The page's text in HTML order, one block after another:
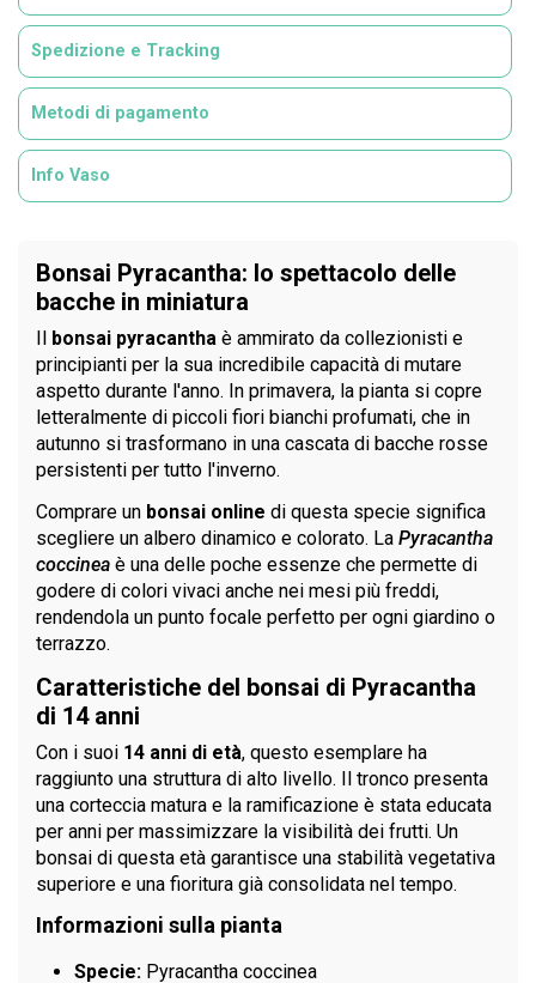
Spedizione e Tracking
Metodi di pagamento
Info Vaso
Bonsai Pyracantha: lo spettacolo delle
bacche in miniatura
Il bonsai pyracantha è ammirato da collezionisti e
principianti per la sua incredibile capacità di mutare
aspetto durante l'anno. In primavera, la pianta si copre
letteralmente di piccoli fiori bianchi profumati, che in
autunno si trasformano in una cascata di bacche rosse
persistenti per tutto l'inverno.
Comprare un bonsai online di questa specie significa
scegliere un albero dinamico e colorato. La Pyracantha
coccinea è una delle poche essenze che permette di
godere di colori vivaci anche nei mesi più freddi,
rendendola un punto focale perfetto per ogni giardino o
terrazzo.
Caratteristiche del bonsai di Pyracantha
di 14 anni
Con i suoi 14 anni di età, questo esemplare ha
raggiunto una struttura di alto livello. Il tronco presenta
una corteccia matura e la ramificazione è stata educata
per anni per massimizzare la visibilità dei frutti. Un
bonsai di questa età garantisce una stabilità vegetativa
superiore e una fioritura già consolidata nel tempo.
Informazioni sulla pianta
Specie: Pyracantha coccinea